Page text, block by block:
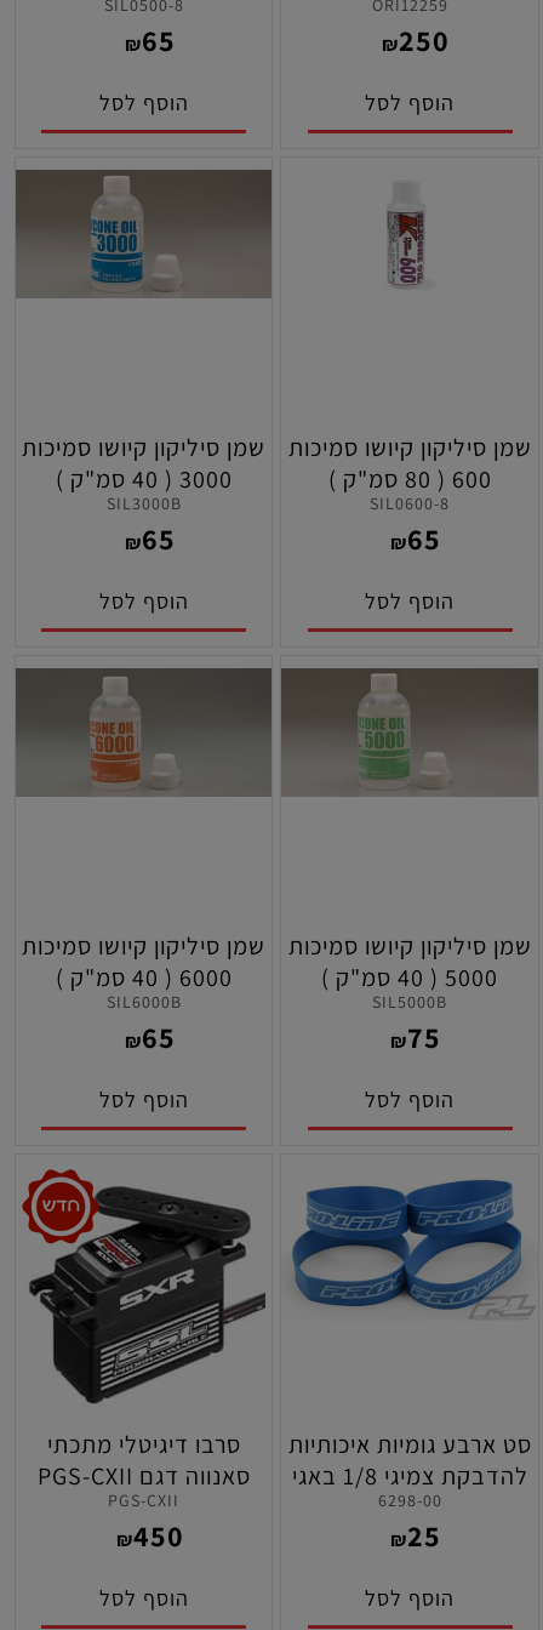
IMPACT מילאמפר
למכוניות ( מלבנית )
ORI12259
₪250
הוסף לסל
SIL0500-8
₪65
הוסף לסל
שמן סיליקון קיושו סמיכות
600 ( 80 סמ"ק )
SIL0600-8
₪65
הוסף לסל
שמן סיליקון קיושו סמיכות
3000 ( 40 סמ"ק )
SIL3000B
₪65
הוסף לסל
שמן סיליקון קיושו סמיכות
5000 ( 40 סמ"ק )
SIL5000B
₪75
הוסף לסל
שמן סיליקון קיושו סמיכות
6000 ( 40 סמ"ק )
SIL6000B
₪65
הוסף לסל
סט ארבע גומיות איכותיות
להדבקת צמיגי 1/8 באגי
פרו-ליין
6298-00
₪25
הוסף לסל
סרבו דיגיטלי מתכתי
סאנווה דגם PGS-CXII
PGS-CXII
₪450
הוסף לסל